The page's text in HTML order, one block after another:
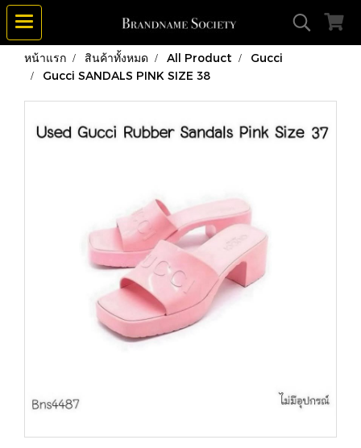
หน้าแรก สินค้าทั้งหมด All Product
Gucci
Gucci SANDALS PINK SIZE 38